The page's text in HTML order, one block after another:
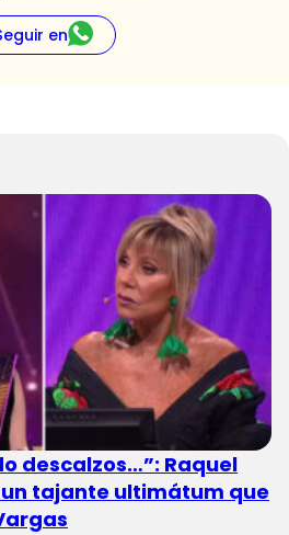
en
descalzos…”: Raquel
tajante ultimátum que